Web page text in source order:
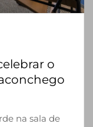
o
na sala de